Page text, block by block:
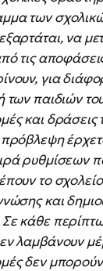
των
να
τις
για
παιδιών
και δράσεις
ρυθμίσεων
το
και
κάθε
λαμβάνουν
δεν